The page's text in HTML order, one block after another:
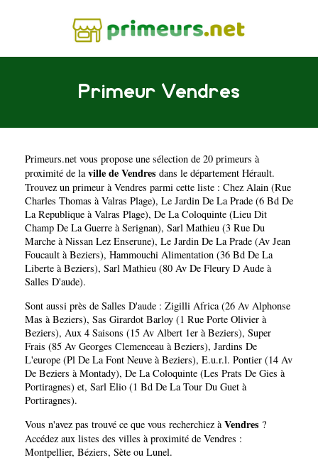
Primeur Vendres
Primeurs.net vous propose une sélection de 20 primeurs à
proximité de laville de Vendres dans le département Hérault.
Trouvez un primeur à Vendres parmi cette liste : Chez Alain (Rue
Charles Thomas à Valras Plage), Le Jardin De La Prade (6 Bd De
La Republique à Valras Plage), De La Coloquinte (Lieu Dit
Champ De La Guerre à Serignan), Sarl Mathieu (3 Rue Du
Marche à Nissan Lez Enserune), Le Jardin De La Prade (Av Jean
Foucault à Beziers), Hammouchi Alimentation (36 Bd De La
Liberte à Beziers), Sarl Mathieu (80 Av De Fleury D Aude à
Salles D'aude).
Sont aussi près de Salles D'aude : Zigilli Africa (26 Av Alphonse
Mas à Beziers), Sas Girardot Barloy (1 Rue Porte Olivier à
Beziers), Aux 4 Saisons (15 Av Albert 1er à Beziers), Super
Frais (85 Av Georges Clemenceau à Beziers), Jardins De
L'europe (Pl De La Font Neuve à Beziers), E.u.r.l. Pontier (14 Av
De Beziers à Montady), De La Coloquinte (Les Prats De Gies à
Portiragnes) et, Sarl Elio (1 Bd De La Tour Du Guet à
Portiragnes).
Vous n'avez pas trouvé ce que vous recherchiez àVendres ?
Accédez aux listes des villes à proximité de Vendres :
Montpellier, Béziers, Sète ou Lunel.